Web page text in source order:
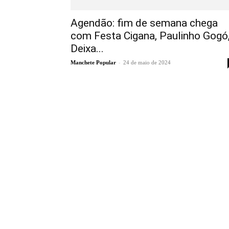
Agendão: fim de semana chega
com Festa Cigana, Paulinho Gogó,
Deixa...
Manchete Popular - 24 de maio de 2024